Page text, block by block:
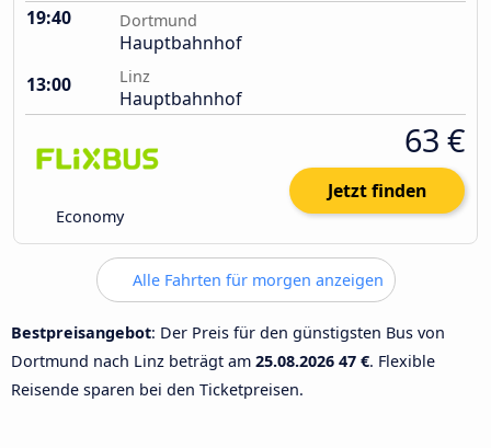
19:40 Dortmund
Hauptbahnhof
13:00
Linz
Hauptbahnhof
Economy
63 €
Jetzt finden
Alle Fahrten für morgen anzeigen
Bestpreisangebot: Der Preis für den günstigsten Bus von
Dortmund nach Linz beträgt am 25.08.2026 47 €. Flexible
Reisende sparen bei den Ticketpreisen.